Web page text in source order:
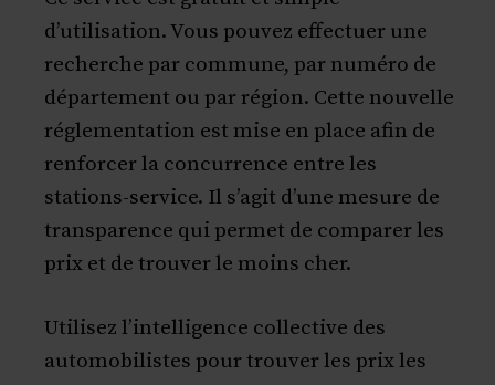
d’utilisation. Vous pouvez effectuer une
recherche par commune, par numéro de
département ou par région. Cette nouvelle
réglementation est mise en place afin de
renforcer la concurrence entre les
stations-service. Il s’agit d’une mesure de
transparence qui permet de comparer les
prix et de trouver le moins cher.
Utilisez l’intelligence collective des
automobilistes pour trouver les prix les